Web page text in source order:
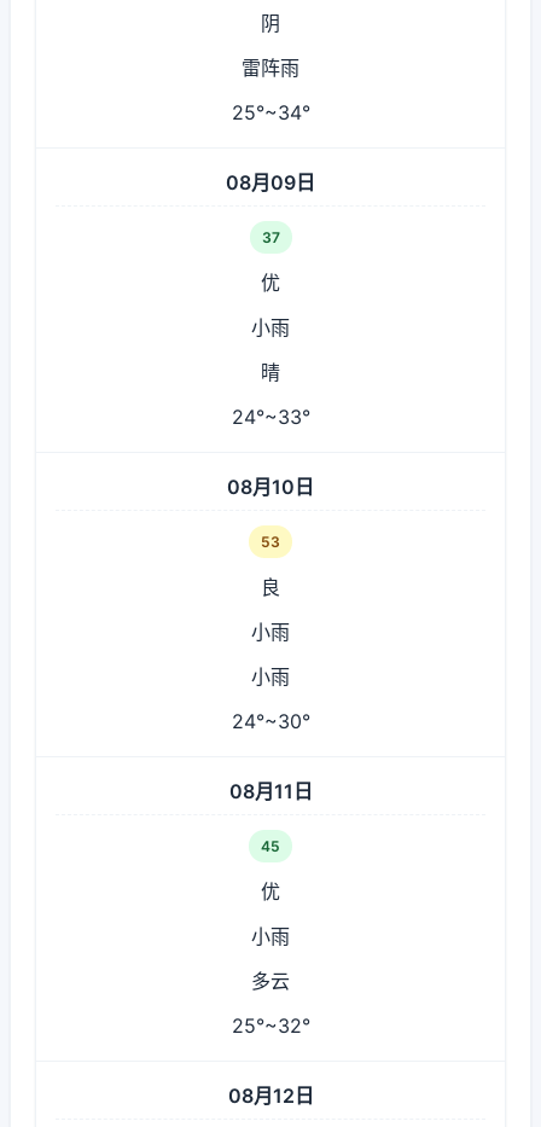
阴
雷阵雨
25°~34°
08月09日
37
优
小雨
晴
24°~33°
08月10日
53
良
小雨
小雨
24°~30°
08月11日
45
优
小雨
多云
25°~32°
08月12日